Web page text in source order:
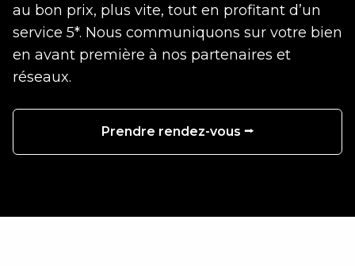
au bon prix, plus vite, tout en profitant d’un
service 5*. Nous communiquons sur votre bien
en avant première à nos partenaires et
réseaux.
Prendre rendez-vous ⭢